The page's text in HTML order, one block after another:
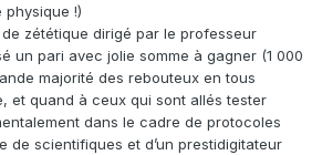
physique !)
zététique dirigé par le professeur
un pari avec jolie somme à gagner (1 000
majorité des rebouteux en tous
et quand à ceux qui sont allés tester
dans le cadre de protocoles
de scientifiques et d’un prestidigitateur